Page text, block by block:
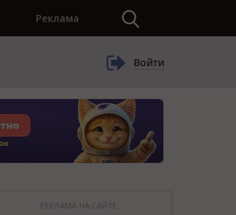
Реклама
Войти
РЕКЛАМА НА САЙТЕ